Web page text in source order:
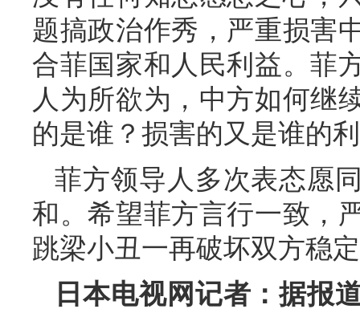
题搞政治作秀，严重损害
合菲国家和人民利益。菲
人为所欲为，中方如何继
的是谁？损害的又是谁的
菲方领导人多次表态愿
和。希望菲方言行一致，
跳梁小丑一再破坏双方稳
日本电视网记者：据报